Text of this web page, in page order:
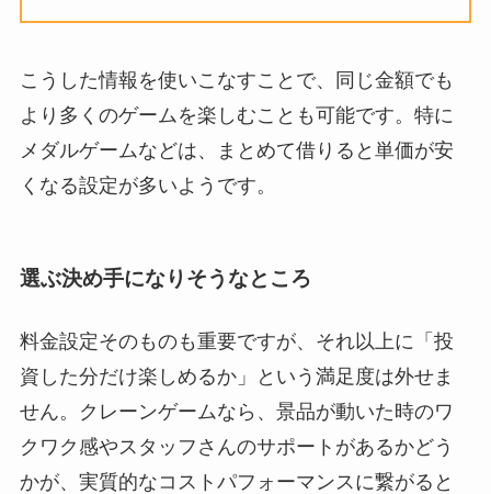
こうした情報を使いこなすことで、同じ金額でも
より多くのゲームを楽しむことも可能です。特に
メダルゲームなどは、まとめて借りると単価が安
くなる設定が多いようです。
選ぶ決め手になりそうなところ
料金設定そのものも重要ですが、それ以上に「投
資した分だけ楽しめるか」という満足度は外せま
せん。クレーンゲームなら、景品が動いた時のワ
クワク感やスタッフさんのサポートがあるかどう
かが、実質的なコストパフォーマンスに繋がると